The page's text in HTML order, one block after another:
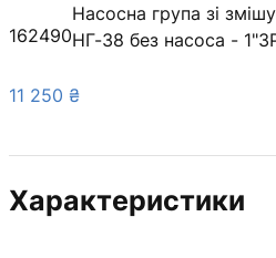
162490
Насосна група зі
НГ-38 без насоса -
11 250 ₴
Характеристики